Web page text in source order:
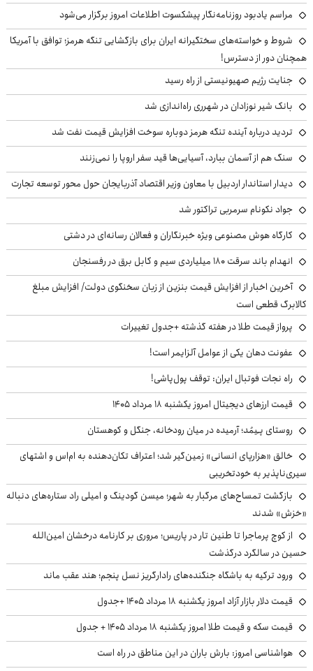
مراسم یادبود روزنامه‌نگار پیشکسوت اطلاعات امروز برگزار می‌شود
شروط و خواسته‌های سختگیرانه ایران برای بازگشایی تنگه هرمز؛ توافق با آمریکا
همچنان دور از دسترس!
جنایت رژیم صهیونیستی از راه رسید
بانک شیر نوزادان در شهرری راه‌اندازی شد
تردید درباره آینده تنگه هرمز دوباره سوخت افزایش قیمت نفت شد
سنگ هم از آسمان ببارد، آسیایی‌ها قید سفر اروپا را نمی‌زنند
دیدار استاندار اردبیل با معاون وزیر اقتصاد آذربایجان حول محور توسعه تجارت
جواد نکونام سرمربی تراکتور شد
کارگاه هوش مصنوعی ویژه خبرنگاران و فعالان رسانه‌ای در دشتی
انهدام باند سرقت ۱۸۰ میلیاردی سیم و کابل برق در رفسنجان
آخرین اخبار از افزایش قیمت بنزین از زبان سخنگوی دولت/ افزایش مبلغ
کالابرگ قطعی است
پرواز قیمت طلا در هفته گذشته +جدول تغییرات
عفونت دهان یکی از عوامل آلزایمر است!
راه نجات فوتبال ایران: توقف پول‌پاشی!
قیمت ارزهای دیجیتال امروز یکشنبه ۱۸ مرداد ۱۴۰۵
روستای پـِیمُد؛ آرمیده در میان رودخانه، جنگل و کوهستان
خالق «هزارپای انسانی» زمین‌گیر شد؛ اعتراف تکان‌دهنده به ام‌اس و اشتهای
سیری‌ناپذیر به خودتخریبی
بازگشت تمساح‌های مرگبار به شهر؛ میسن گودینگ و امیلی راد ستاره‌های دنباله
«خزش» شدند
از کوچ‌ پرماجرا تا طنین تار در پاریس؛ مروری بر کارنامه درخشان امین‌الله
حسین در سالگرد درگذشت
ورود ترکیه به باشگاه جنگنده‌های رادارگریز نسل پنجم؛ هند عقب ماند
قیمت دلار بازار آزاد امروز یکشنبه ۱۸ مرداد ۱۴۰۵ +جدول
قیمت سکه و قیمت طلا امروز یکشنبه ۱۸ مرداد ۱۴۰۵ + جدول
هواشناسی امروز: بارش باران در این مناطق در راه است